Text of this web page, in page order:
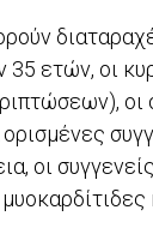
ετών, οι
οι